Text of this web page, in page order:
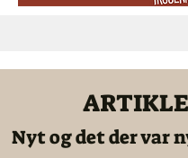
Nyt og det der var